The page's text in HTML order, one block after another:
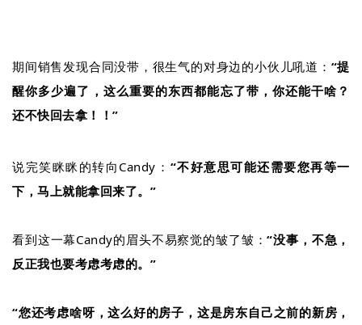
期间销售发现合同没带，很生气的对身边的小伙儿吼道： “提
醒你多少遍了，这么重要的东西都能忘了带，你还能干啥？
还不快回去拿！！”
说完笑眯眯的转向Candy： “不好意思可能还需要您再等一
下，马上就能拿回来了。”
看到这一幕Candy的眉头不易察觉的皱了皱：“没事，不急，
反正我也要考虑考虑的。”
“您还考虑啥呀，这么好的房子，这是房东自己之前的新房，